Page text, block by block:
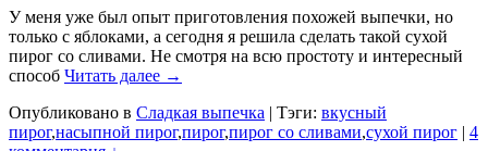
У меня уже был опыт приготовления похожей выпечки, но
только с яблоками, а сегодня я решила сделать такой сухой
пирог со сливами. Не смотря на всю простоту и интересный
способ Читать далее →
Опубликовано в Сладкая выпечка | Тэги: вкусный
пирог,насыпной пирог,пирог,пирог со сливами,сухой пирог | 4